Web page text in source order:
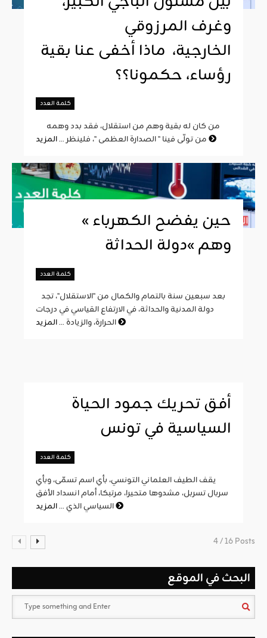
وغرف المرزوقي
الخارجية، ماذا أخفى عنا بقية
رؤساء، حكمونا؟؟
كلمة العدد
من تولّى فينا " الصدارة العظمى "، فلينظر ...
« حين يفضح الكهرباء
وهم »دولة الحداثة
كلمة العدد
دولة المدنية والحداثة، في الارتفاع القياسي في درجات
الحرارة، والزيادة ...
أفق تحريك جمود الحياة
السياسية في تونس
كلمة العدد
يقف الطيف العلماني التونسي، بأي اسم تسمّى، وبأي
سربال تسربل، مشدوها متحيرا، مرتبكا، أمام انسداد الأفق
السياسي الذي ...
4 / 16 Posts
البحث في الموقع